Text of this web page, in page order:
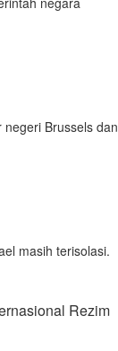
Brussels dan
masih terisolasi.
Rezim